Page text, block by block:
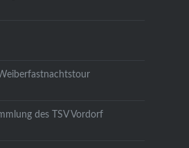
des TSV Vordorf